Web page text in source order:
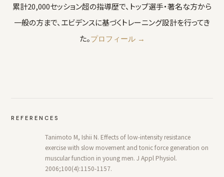
累計20,000セッション超の指導歴で、トップ選手・著名な方から
一般の方まで、エビデンスに基づくトレーニング設計を行ってき
た。プロフィール →
REFERENCES
Tanimoto M, Ishii N. Effects of low-intensity resistance
exercise with slow movement and tonic force generation on
muscular function in young men. J Appl Physiol.
2006;100(4):1150-1157.